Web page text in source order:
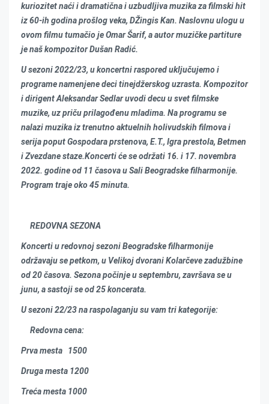
kuriozitet naći i dramatična i uzbudljiva muzika za filmski hit
iz 60-ih godina prošlog veka, DŽingis Kan. Naslovnu ulogu u
ovom filmu tumačio je Omar Šarif, a autor muzičke partiture
je naš kompozitor Dušan Radić.
U sezoni 2022/23, u koncertni raspored uključujemo i
programe namenjene deci tinejdžerskog uzrasta. Kompozitor
i dirigent Aleksandar Sedlar uvodi decu u svet filmske
muzike, uz priču prilagođenu mladima. Na programu se
nalazi muzika iz trenutno aktuelnih holivudskih filmova i
serija poput Gospodara prstenova, E.T., Igra prestola, Betmen
i Zvezdane staze.Koncerti će se održati 16. i 17. novembra
2022. godine od 11 časova u Sali Beogradske filharmonije.
Program traje oko 45 minuta.
REDOVNA SEZONA
Koncerti u redovnoj sezoni Beogradske filharmonije
održavaju se petkom, u Velikoj dvorani Kolarčeve zadužbine
od 20 časova. Sezona počinje u septembru, završava se u
junu, a sastoji se od 25 koncerata.
U sezoni 22/23 na raspolaganju su vam tri kategorije:
Redovna cena:
Prva mesta 1500
Druga mesta 1200
Treća mesta 1000